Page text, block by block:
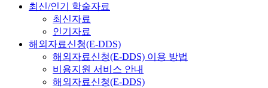
최신/인기 학술자료
최신자료
인기자료
해외자료신청(E-DDS)
해외자료신청(E-DDS) 이용 방법
비용지원 서비스 안내
해외자료신청(E-DDS)